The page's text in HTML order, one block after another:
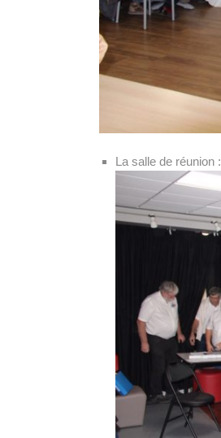
La salle de réunion :